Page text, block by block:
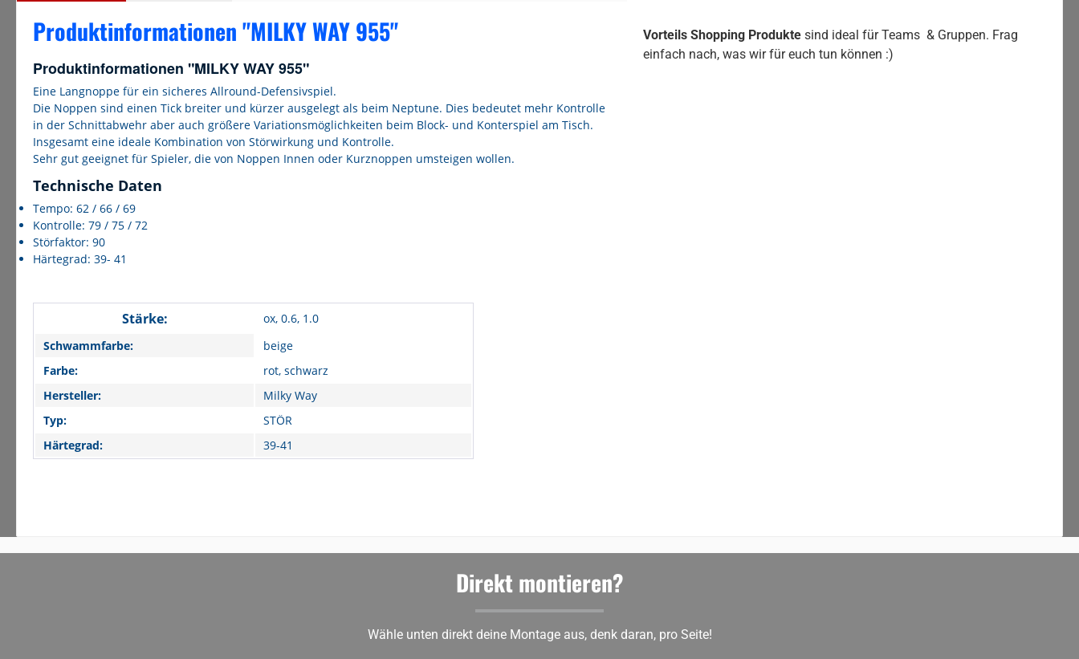
Produktinformationen "MILKY WAY 955"
Produktinformationen "MILKY WAY 955"
Eine Langnoppe für ein sicheres Allround-Defensivspiel.
Die Noppen sind einen Tick breiter und kürzer ausgelegt als beim Neptune. Dies bedeutet mehr Kontrolle
in der Schnittabwehr aber auch größere Variationsmöglichkeiten beim Block- und Konterspiel am Tisch.
Insgesamt eine ideale Kombination von Störwirkung und Kontrolle.
Sehr gut geeignet für Spieler, die von Noppen Innen oder Kurznoppen umsteigen wollen.
Technische Daten
Tempo: 62 / 66 / 69
Kontrolle: 79 / 75 / 72
Störfaktor: 90
Härtegrad: 39- 41
Stärke:
ox, 0.6, 1.0
Schwammfarbe:
beige
Farbe:
rot, schwarz
Hersteller:
Milky Way
Typ:
STÖR
Härtegrad:
39-41
Vorteils Shopping Produktesind ideal für Teams & Gruppen. Frag
einfach nach, was wir für euch tun können :)
Direkt montieren?
Wähle unten direkt deine Montage aus, denk daran, pro Seite!